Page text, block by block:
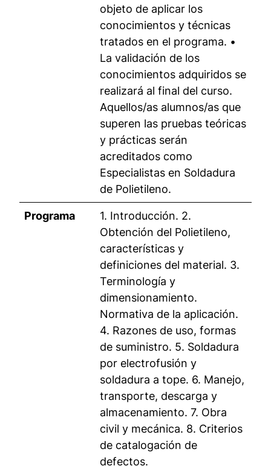
objeto de aplicar los
conocimientos y técnicas
tratados en el programa. •
La validación de los
conocimientos adquiridos se
realizará al final del curso.
Aquellos/as alumnos/as que
superen las pruebas teóricas
y prácticas serán
acreditados como
Especialistas en Soldadura
de Polietileno.
Programa
1. Introducción. 2.
Obtención del Polietileno,
características y
definiciones del material. 3.
Terminología y
dimensionamiento.
Normativa de la aplicación.
4. Razones de uso, formas
de suministro. 5. Soldadura
por electrofusión y
soldadura a tope. 6. Manejo,
transporte, descarga y
almacenamiento. 7. Obra
civil y mecánica. 8. Criterios
de catalogación de
defectos.